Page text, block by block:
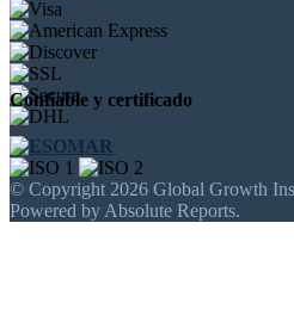
Confiable y certificado
© Copyright 2026 Global Growth
Powered by Absolute Reports.